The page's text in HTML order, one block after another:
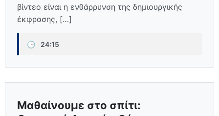
βίντεο είναι η ενθάρρυνση της δημιουργικής
έκφρασης, […]
🕒 24:15
Μαθαίνουμε στο σπίτι: